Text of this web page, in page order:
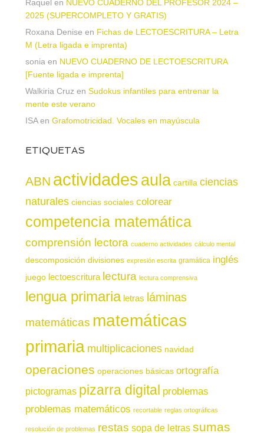
Raquel en NUEVO CUADERNO DEL PROFESOR 2024 –
2025 (SUPERCOMPLETO Y GRATIS)
Roxana Denise en Fichas de LECTOESCRITURA – Letra
M (Letra ligada e imprenta)
sonia en NUEVO CUADERNO DE LECTOESCRITURA
[Fuente ligada e imprenta]
Walkiria Cruz en Sudokus infantiles para entrenar la
mente este verano
ISAen Grafomotricidad. Vocales en mayúscula
ETIQUETAS
ABN actividadesaula cartilla ciencias
naturales ciencias sociales colorear
competencia matemática
comprensión lectora cuaderno actividades cálculo mental
descomposición divisiones expresión escrita gramática inglés
juego lectoescritura lectura lectura comprensiva
lengua primaria letras láminas
matemáticas matemáticas
primaria multiplicaciones navidad
operaciones operaciones básicas ortografía
pictogramas pizarra digital problemas
problemas matemáticos recortable reglas ortográficas
resolución de problemas restas sopa de letras sumas